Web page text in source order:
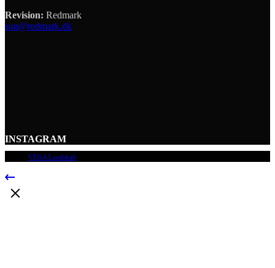
Revision: Redmark
sun@redmark.dk
INSTAGRAM
VEGA Landskab